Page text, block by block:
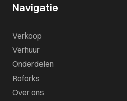
Navigatie
Verkoop
Verhuur
Onderdelen
Roforks
Over ons